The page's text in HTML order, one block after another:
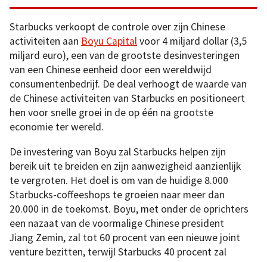
Starbucks verkoopt de controle over zijn Chinese
activiteiten aan Boyu Capitalvoor 4 miljard dollar (3,5
miljard euro), een van de grootste desinvesteringen
van een Chinese eenheid door een wereldwijd
consumentenbedrijf. De deal verhoogt de waarde van
de Chinese activiteiten van Starbucks en positioneert
hen voor snelle groei in de op één na grootste
economie ter wereld.
De investering van Boyu zal Starbucks helpen zijn
bereik uit te breiden en zijn aanwezigheid aanzienlijk
te vergroten. Het doel is om van de huidige 8.000
Starbucks-coffeeshops te groeien naar meer dan
20.000 in de toekomst. Boyu, met onder de oprichters
een nazaat van de voormalige Chinese president
Jiang Zemin, zal tot 60 procent van een nieuwe joint
venture bezitten, terwijl Starbucks 40 procent zal